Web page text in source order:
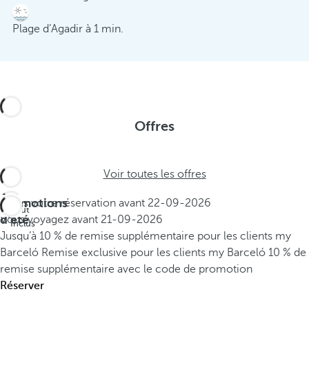
Plage d’Agadir à 1 min.
Offres
Voir toutes les offres
Promotions
d'été
Tout
Inclus
Faites votre réservation avant 22-09-2026
Vous voyagez avant 21-09-2026
Jusqu’à 10 % de remise supplémentaire pour les clients my
Barceló Remise exclusive pour les clients my Barceló 10 % de
remise supplémentaire avec le code de promotion
Réserver